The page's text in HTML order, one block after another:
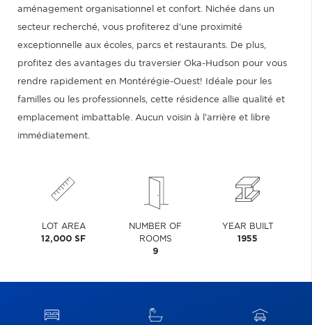
aménagement organisationnel et confort. Nichée dans un
secteur recherché, vous profiterez d'une proximité
exceptionnelle aux écoles, parcs et restaurants. De plus,
profitez des avantages du traversier Oka-Hudson pour vous
rendre rapidement en Montérégie-Ouest! Idéale pour les
familles ou les professionnels, cette résidence allie qualité et
emplacement imbattable. Aucun voisin à l'arrière et libre
immédiatement.
LOT AREA
12,000 SF
NUMBER OF
ROOMS
9
YEAR BUILT
1955